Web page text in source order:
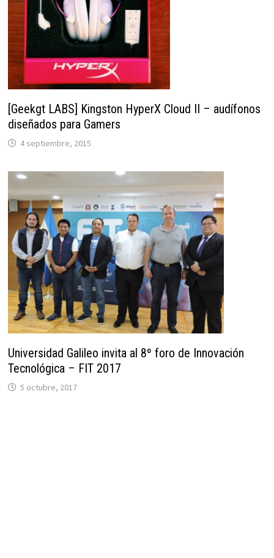
[Geekgt LABS] Kingston HyperX Cloud II – audífonos
diseñados para Gamers
4 septiembre, 2015
Universidad Galileo invita al 8º foro de Innovación
Tecnológica – FIT 2017
5 octubre, 2017